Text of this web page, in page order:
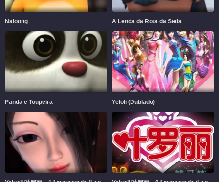
Naloong A Lenda da Rota da Seda
Panda e Toupeira Yeloli (Dublado)